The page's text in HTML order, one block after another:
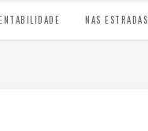
NAS ESTRADAS